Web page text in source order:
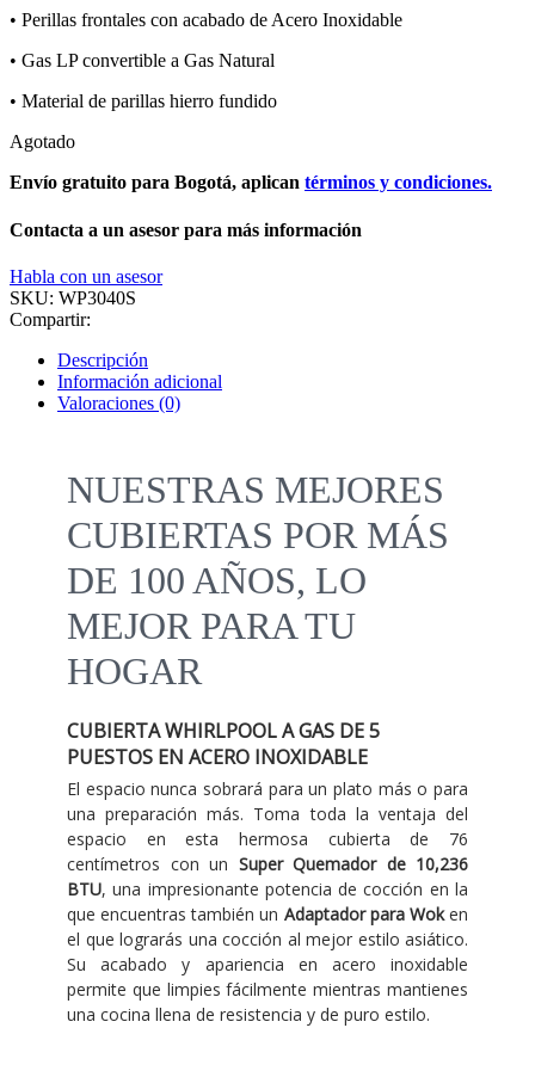
• Perillas frontales con acabado de Acero Inoxidable
• Gas LP convertible a Gas Natural
• Material de parillas hierro fundido
Agotado
Envío gratuito para Bogotá, aplican términos y condiciones.
Contacta a un asesor para más información
Habla con un asesor
SKU: WP3040S
Compartir:
Descripción
Información adicional
Valoraciones (0)